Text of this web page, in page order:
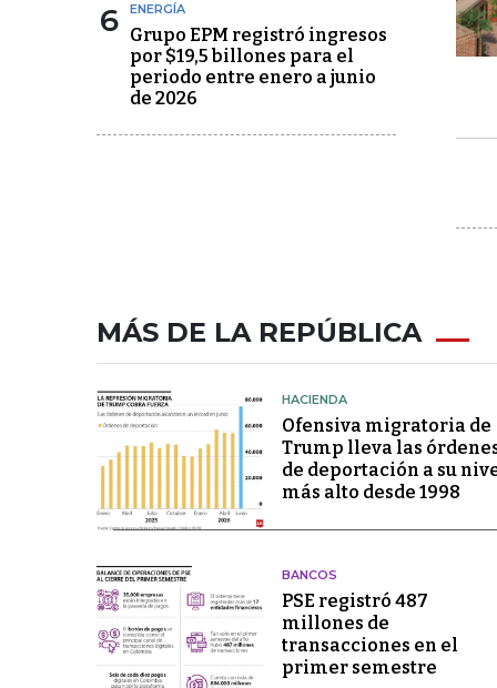
6 ENERGÍA
Grupo EPM registró ingresos
por $19,5 billones para el
periodo entre enero a junio
de 2026
MÁS DE LA REPÚBLICA
HACIENDA
Ofensiva migratoria de
Trump lleva las
de deportación a su
más alto desde 1998
BANCOS
PSE registró 487
millones de
transacciones en el
primer semestre